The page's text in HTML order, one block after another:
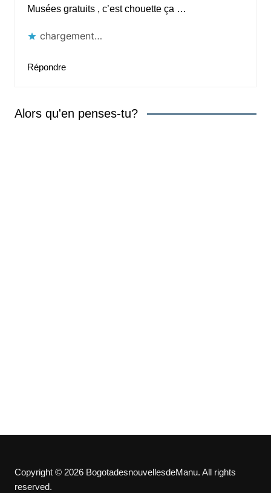
Musées gratuits , c’est chouette ça …
chargement…
Répondre
Alors qu'en penses-tu?
Copyright © 2026 BogotadesnouvellesdeManu. All rights
reserved.